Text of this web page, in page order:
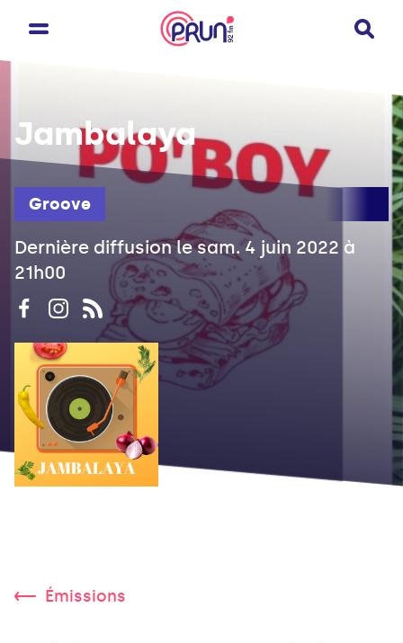
Groove
Jambalaya
Dernière diffusion le sam. 4 juin 2022 à
21h00
Émissions